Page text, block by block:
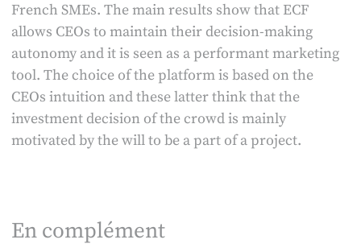
French SMEs. The main results show that ECF
allows CEOs to maintain their decision-making
autonomy and it is seen as a performant marketing
tool. The choice of the platform is based on the
CEOs intuition and these latter think that the
investment decision of the crowd is mainly
motivated by the will to be a part of a project.
En complément